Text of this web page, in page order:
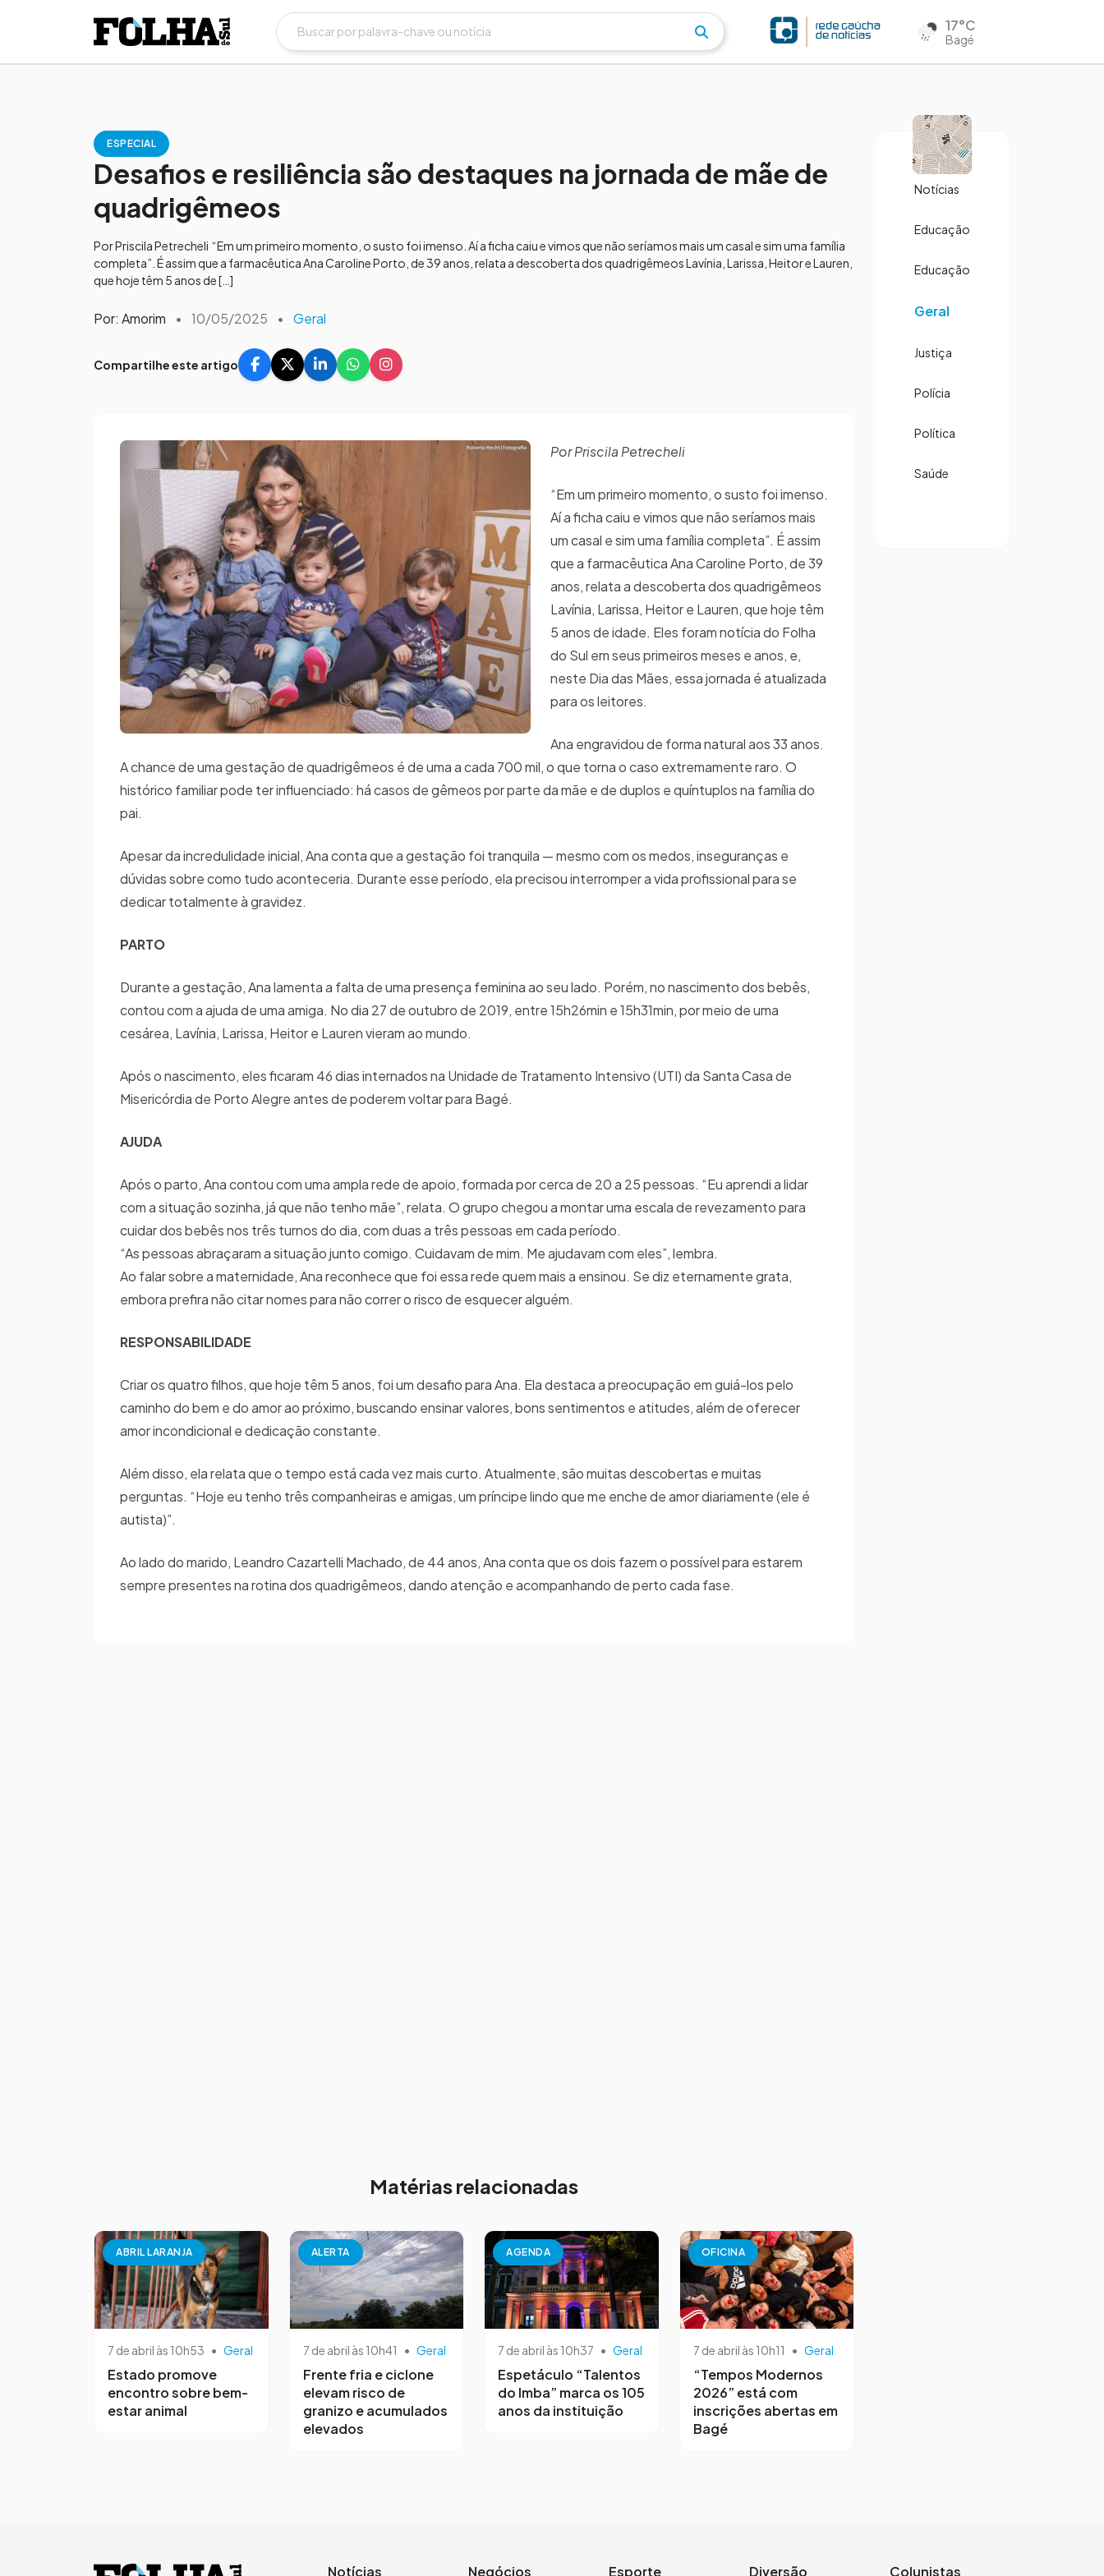
17°C
Bagé
ESPECIAL
Desafios e resiliência são destaques na jornada de mãe de
quadrigêmeos
Por Priscila Petrecheli “Em um primeiro momento, o susto foi imenso. Aí a ficha caiu e vimos que não seríamos mais um casal e sim uma família
completa”. É assim que a farmacêutica Ana Caroline Porto, de 39 anos, relata a descoberta dos quadrigêmeos Lavínia, Larissa, Heitor e Lauren,
que hoje têm 5 anos de […]
Por: Amorim • 10/05/2025 • Geral
Compartilhe este artigo
Por Priscila Petrecheli
“Em um primeiro momento, o susto foi imenso.
Aí a ficha caiu e vimos que não seríamos mais
um casal e sim uma família completa”. É assim
que a farmacêutica Ana Caroline Porto, de 39
anos, relata a descoberta dos quadrigêmeos
Lavínia, Larissa, Heitor e Lauren, que hoje têm
5 anos de idade. Eles foram notícia do Folha
do Sul em seus primeiros meses e anos, e,
neste Dia das Mães, essa jornada é atualizada
para os leitores.
Ana engravidou de forma natural aos 33 anos.
A chance de uma gestação de quadrigêmeos é de uma a cada 700 mil, o que torna o caso extremamente raro. O
histórico familiar pode ter influenciado: há casos de gêmeos por parte da mãe e de duplos e quíntuplos na família do
pai.
Apesar da incredulidade inicial, Ana conta que a gestação foi tranquila — mesmo com os medos, inseguranças e
dúvidas sobre como tudo aconteceria. Durante esse período, ela precisou interromper a vida profissional para se
dedicar totalmente à gravidez.
PARTO
Durante a gestação, Ana lamenta a falta de uma presença feminina ao seu lado. Porém, no nascimento dos bebês,
contou com a ajuda de uma amiga. No dia 27 de outubro de 2019, entre 15h26min e 15h31min, por meio de uma
cesárea, Lavínia, Larissa, Heitor e Lauren vieram ao mundo.
Após o nascimento, eles ficaram 46 dias internados na Unidade de Tratamento Intensivo (UTI) da Santa Casa de
Misericórdia de Porto Alegre antes de poderem voltar para Bagé.
AJUDA
Após o parto, Ana contou com uma ampla rede de apoio, formada por cerca de 20 a 25 pessoas. “Eu aprendi a lidar
com a situação sozinha, já que não tenho mãe”, relata. O grupo chegou a montar uma escala de revezamento para
cuidar dos bebês nos três turnos do dia, com duas a três pessoas em cada período.
“As pessoas abraçaram a situação junto comigo. Cuidavam de mim. Me ajudavam com eles”, lembra.
Ao falar sobre a maternidade, Ana reconhece que foi essa rede quem mais a ensinou. Se diz eternamente grata,
embora prefira não citar nomes para não correr o risco de esquecer alguém.
RESPONSABILIDADE
Criar os quatro filhos, que hoje têm 5 anos, foi um desafio para Ana. Ela destaca a preocupação em guiá-los pelo
caminho do bem e do amor ao próximo, buscando ensinar valores, bons sentimentos e atitudes, além de oferecer
amor incondicional e dedicação constante.
Além disso, ela relata que o tempo está cada vez mais curto. Atualmente, são muitas descobertas e muitas
perguntas. “Hoje eu tenho três companheiras e amigas, um príncipe lindo que me enche de amor diariamente (ele é
autista)”.
Ao lado do marido, Leandro Cazartelli Machado, de 44 anos, Ana conta que os dois fazem o possível para estarem
sempre presentes na rotina dos quadrigêmeos, dando atenção e acompanhando de perto cada fase.
Matérias relacionadas
ABRIL LARANJA
7 de abril às 10h53 • Geral
Estado promove
encontro sobre bem-
estar animal
ALERTA
7 de abril às 10h41 • Geral
Frente fria e ciclone
elevam risco de
granizo e acumulados
elevados
AGENDA
7 de abril às 10h37 • Geral
Espetáculo “Talentos
do Imba” marca os 105
anos da instituição
OFICINA
7 de abril às 10h11 • Geral
“Tempos Modernos
2026” está com
inscrições abertas em
Bagé
Notícias
Educação
Educação
Geral
Justiça
Polícia
Política
Saúde
Notícias Negócios Esporte Diversão Colunistas